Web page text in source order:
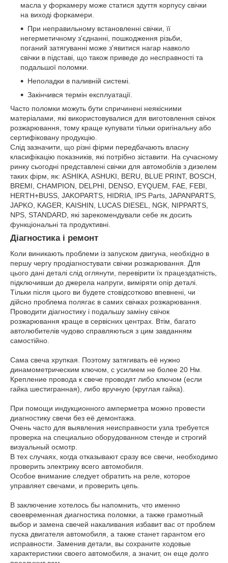
масла у форкамеру може статися здуття корпусу свічки
на виході форкамери.
При неправильному встановленні свічки, її
негерметичному з'єднанні, пошкодження різьби,
поганий затягуванні може з'явитися нагар навколо
свічки в підставі, що також приведе до несправності та
подальшої поломки.
Неполадки в паливній системі.
Закінчився термін експлуатації.
Часто поломки можуть бути спричинені неякісними
матеріалами, які використовувалися для виготовлення свічок
розжарювання, тому краще купувати тільки оригінальну або
сертифіковану продукцію.
Слід зазначити, що різні фірми передбачають власну
класифікацію показників, які потрібно зіставити. На сучасному
ринку сьогодні представлені свічки для автомобілів з дизелем
таких фірм, як: ASHIKA, ASHUKI, BERU, BLUE PRINT, BOSCH,
BREMI, CHAMPION, DELPHI, DENSO, EYQUEM, FAE, FEBI,
HERTH+BUSS, JAKOPARTS, HIDRIA, IPS Parts, JAPANPARTS,
JAPKO, KAGER, KAISHIN, LUCAS DIESEL, NGK, NIPPARTS,
NPS, STANDARD, які зарекомендували себе як досить
функціональні та продуктивні.
Діагностика і ремонт
Коли виникають проблеми із запуском двигуна, необхідно в
першу чергу продіагностувати свічки розжарювання. Для
цього дані деталі слід оглянути, перевірити їх працездатність,
підключивши до джерела напруги, виміряти опір деталі.
Тільки після цього ви будете стовідсотково впевнені, чи
дійсно проблема полягає в самих свічках розжарювання.
Проводити діагностику і подальшу заміну свічок
розжарювання краще в сервісних центрах. Втім, багато
автолюбителів чудово справляються з цим завданням
самостійно.
Сама свеча хрупкая. Поэтому затягивать её нужно
динамометрическим ключом, с усилием не более 20 Нм.
Крепление провода к свече проводят либо ключом (если
гайка шестигранная), либо вручную (круглая гайка).
При помощи индукционного амперметра можно провести
диагностику свечи без её демонтажа.
Очень часто для выявления неисправности узла требуется
проверка на специально оборудованном стенде и строгий
визуальный осмотр.
В тех случаях, когда отказывают сразу все свечи, необходимо
проверить электрику всего автомобиля.
Особое внимание следует обратить на реле, которое
управляет свечами, и проверить цепь.
В заключение хотелось бы напомнить, что именно
своевременная диагностика поломки, а также грамотный
выбор и замена свечей накаливания избавит вас от проблем
пуска двигателя автомобиля, а также станет гарантом его
исправности. Заменив детали, вы сохраните ходовые
характеристики своего автомобиля, а значит, он еще долго